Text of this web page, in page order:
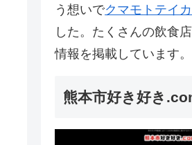
う想いでクマモトテイ
した。たくさんの飲食
情報を掲載しています。
熊本市好き好き